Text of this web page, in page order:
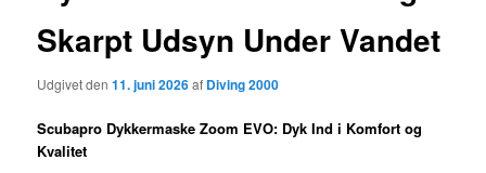
Skarpt Udsyn Under Vandet
Udgivet den11. juni 2026af Diving 2000
Scubapro Dykkermaske Zoom EVO: Dyk Ind i Komfort og
Kvalitet